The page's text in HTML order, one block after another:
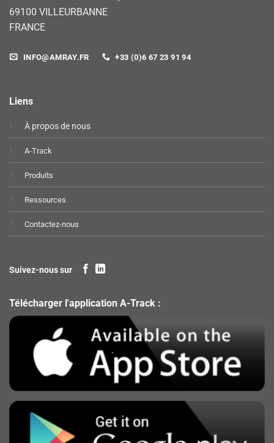
69100 VILLEURBANNE
FRANCE
INFO@AMRAY.FR +33 (0)6 67 23 91 94
Liens
À propos de nous
A-Track
Produits
Ressources
Contactez-nous
Suivez-nous sur
Télécharger l'application A-Track :